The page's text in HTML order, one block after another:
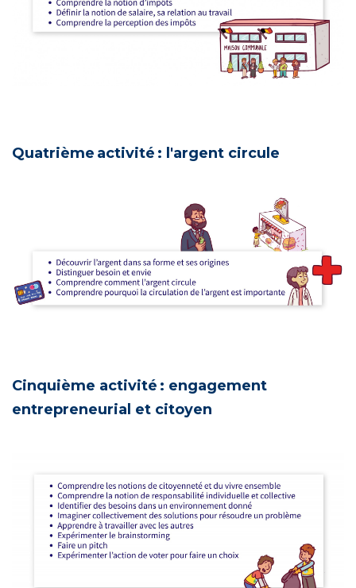
Quatrième activité : l'argent circule
Cinquième activité : engagement
entrepreneurial et citoyen